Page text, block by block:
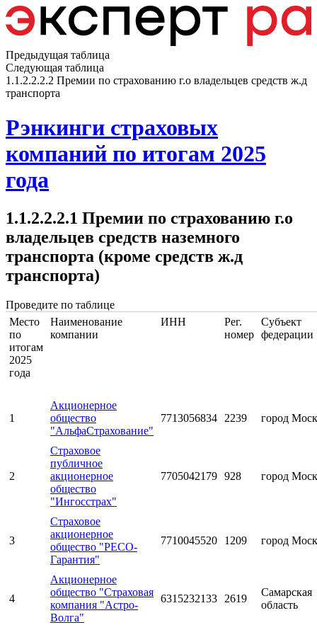
Предыдущая таблица
Следующая таблица
1.1.2.2.2.2 Премии по страхованию г.о владельцев средств ж.д
транспорта
Рэнкинги страховых
компаний по итогам 2025
года
1.1.2.2.2.1 Премии по страхованию г.о
владельцев средств наземного
транспорта (кроме средств ж.д
транспорта)
Проведите по таблице
Место
по
итогам
2025
года
Наименование
компании
ИНН
Рег.
номер
Субъект
федерации
1
Акционерное
общество
"АльфаСтрахование"
7713056834 2239 город
2
Страховое
публичное
акционерное
общество
"Ингосстрах"
7705042179 928 город
3
Страховое
акционерное
общество "РЕСО-
Гарантия"
7710045520 1209 город
4
Акционерное
общество "Страховая
компания "Астро-
Волга"
6315232133 2619
Самарская
область